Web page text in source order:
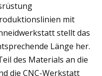
mit
stellt das
Länge her.
des Materials an die
die CNC-Werkstatt